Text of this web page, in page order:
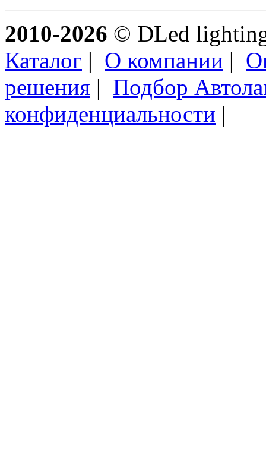
2010-2026 © DLed
Каталог | О компании |
решения | Подбор
конфиденциальности |